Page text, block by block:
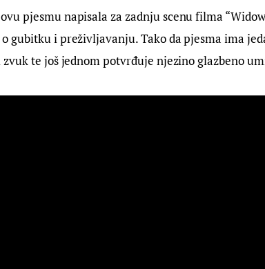
ovu pjesmu napisala za zadnju scenu filma
gubitku i preživljavanju. Tako da pjesma ima
te još jednom potvrđuje njezino glazbeno